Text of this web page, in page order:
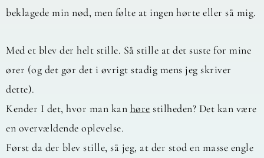
beklagede min nød, men følte at ingen hørte eller så mig.
Med et blev der helt stille. Så stille at det suste for mine
ører (og det gør det i øvrigt stadig mens jeg skriver
dette).
Kender I det, hvor man kan høre stilheden? Det kan være
en overvældende oplevelse.
Først da der blev stille, så jeg, at der stod en masse engle